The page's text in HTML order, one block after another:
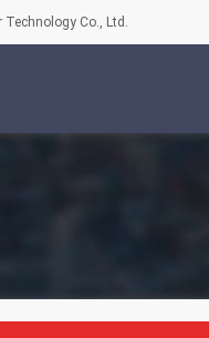
Co., Ltd.